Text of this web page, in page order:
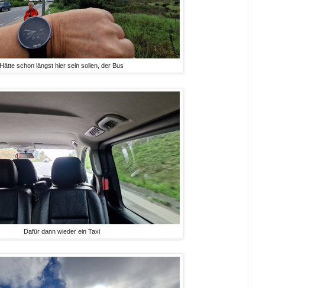
Hätte schon längst hier sein sollen, der Bus
Dafür dann wieder ein Taxi